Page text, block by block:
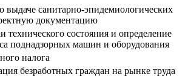
санитарно-эпидемиологических
документацию
технического состояния и определение
поднадзорных машин и оборудования
налога
безработных граждан на рынке труда